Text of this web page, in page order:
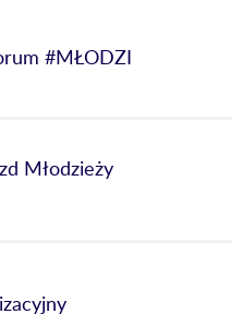
#MŁODZI
Młodzieży